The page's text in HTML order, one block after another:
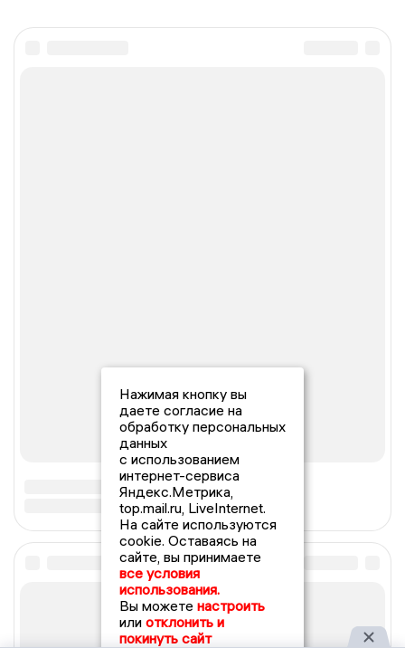
Нажимая кнопку вы
даете согласие на
обработку персональных
данных
с использованием
интернет-сервиса
Яндекс.Метрика,
top.mail.ru, LiveInternet.
На сайте используются
cookie. Оставаясь на
сайте, вы принимаете
все условия
использования.
Вы можете настроить
или отклонить и
покинуть сайт